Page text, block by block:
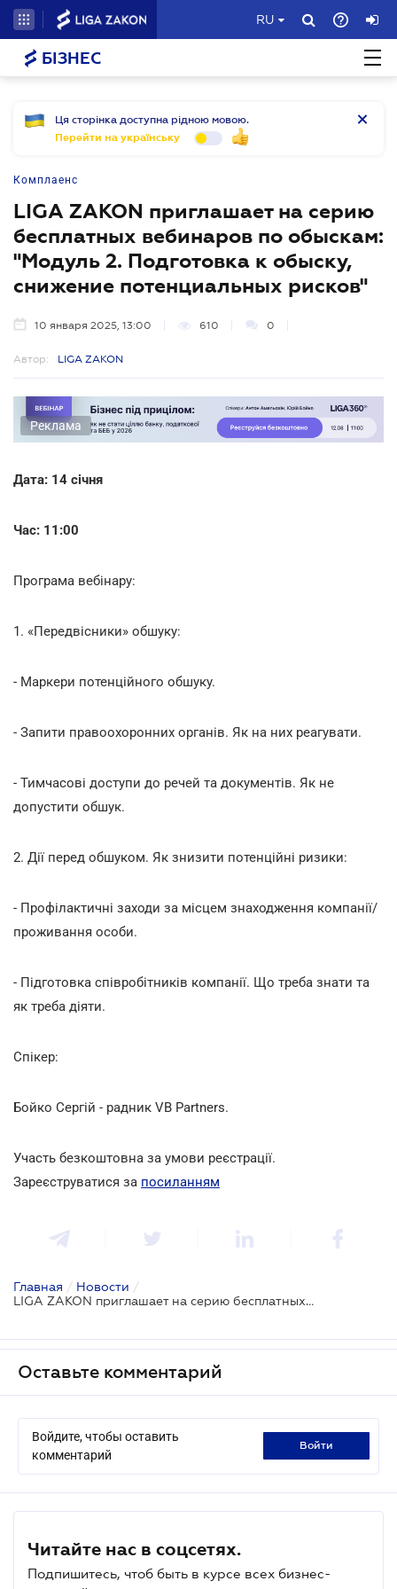
RU
БІЗНЕС
Ця сторінка доступна рідною мовою.
Перейти на українську
Комплаенс
LIGA ZAKON приглашает на серию
бесплатных вебинаров по обыскам:
"Модуль 2. Подготовка к обыску,
снижение потенциальных рисков"
10 января 2025, 13:00 610 0
Автор: LIGA ZAKON
Реклама
Дата: 14 січня
Час: 11:00
Програма вебінару:
1. «Передвісники» обшуку:
- Маркери потенційного обшуку.
- Запити правоохоронних органів. Як на них реагувати.
- Тимчасові доступи до речей та документів. Як не
допустити обшук.
2. Дії перед обшуком. Як знизити потенційні ризики:
- Профілактичні заходи за місцем знаходження компанії/
проживання особи.
- Підготовка співробітників компанії. Що треба знати та
як треба діяти.
Спікер:
Бойко Сергій - радник VB Partners.
Участь безкоштовна за умови реєстрації.
Зареєструватися за посиланням
Главная / Новости /
LIGA ZAKON приглашает на серию бесплатных вебинаров по обыскам: "Модуль 2. Подготовка к обыску, снижение потенциальных рисков"
Оставьте комментарий
Войдите, чтобы оставить
комментарий
войти
Читайте нас в соцсетях.
Подпишитесь, чтоб быть в курсе всех бизнес-